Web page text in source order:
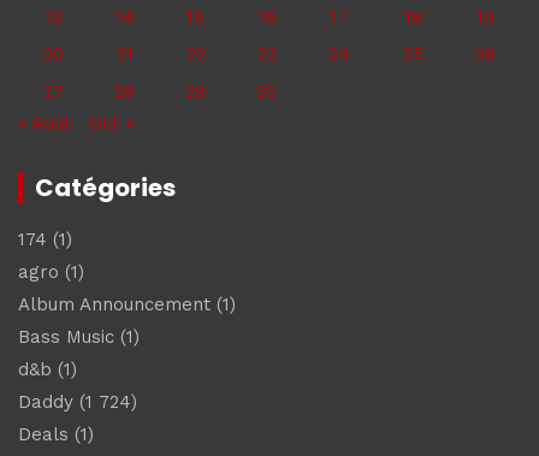
13 14 15 16 17 18
19
20
21 22 23 24 25
26
27
28 29
30
« Août
Oct »
Catégories
174 (1)
agro (1)
Album Announcement (1)
Bass Music (1)
d&b (1)
Daddy (1 724)
Deals (1)